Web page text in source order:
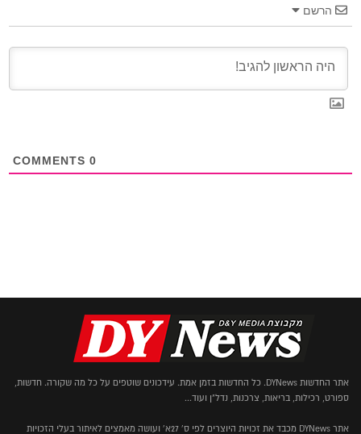
הרשם
0
אתר החדשות DYNews. כל החדשות בזמן אמת. עידכונים שוטפים על כל מה שקורה. חדשות,
ספורט, רכילות, בריאות, צרכנות, נדל"ן ועוד...
אתר DYNews מכבד את זכויות היוצרים לפי ס' 27א' ועושה מאמצים לאיתור בעלי הזכויות